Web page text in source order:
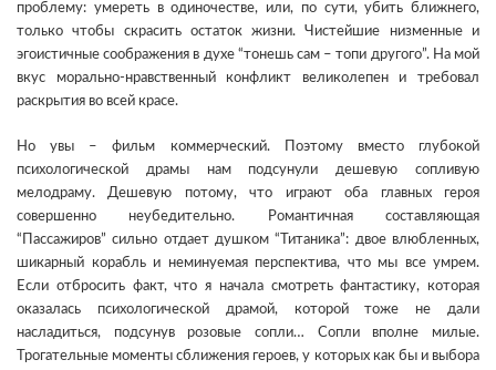
проблему: умереть в одиночестве, или, по сути, убить ближнего,
только чтобы скрасить остаток жизни. Чистейшие низменные и
эгоистичные соображения в духе “тонешь сам – топи другого”. На мой
вкус морально-нравственный конфликт великолепен и требовал
раскрытия во всей красе.
Но увы – фильм коммерческий. Поэтому вместо глубокой
психологической драмы нам подсунули дешевую сопливую
мелодраму. Дешевую потому, что играют оба главных героя
совершенно неубедительно. Романтичная составляющая
“Пассажиров” сильно отдает душком “Титаника”: двое влюбленных,
шикарный корабль и неминуемая перспектива, что мы все умрем.
Если отбросить факт, что я начала смотреть фантастику, которая
оказалась психологической драмой, которой тоже не дали
насладиться, подсунув розовые сопли… Сопли вполне милые.
Трогательные моменты сближения героев, у которых как бы и выбора